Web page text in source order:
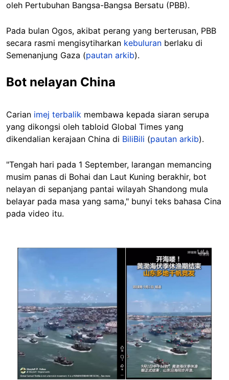
oleh Pertubuhan Bangsa-Bangsa Bersatu (PBB).
Pada bulan Ogos, akibat perang yang berterusan, PBB
secara rasmi mengisytiharkan kebuluran berlaku di
Semenanjung Gaza (pautan arkib).
Bot nelayan China
Carian imej terbalik membawa kepada siaran serupa
yang dikongsi oleh tabloid Global Times yang
dikendalian kerajaan China di BiliBili (pautan arkib).
"Tengah hari pada 1 September, larangan memancing
musim panas di Bohai dan Laut Kuning berakhir, bot
nelayan di sepanjang pantai wilayah Shandong mula
belayar pada masa yang sama," bunyi teks bahasa Cina
pada video itu.